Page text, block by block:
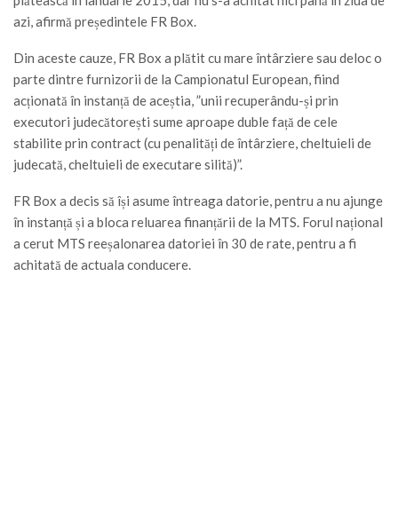
azi, afirmă președintele FR Box.
Din aceste cauze, FR Box a plătit cu mare întârziere sau deloc o
parte dintre furnizorii de la Campionatul European, fiind
acționată în instanță de aceștia, ”unii recuperându-și prin
executori judecătorești sume aproape duble față de cele
stabilite prin contract (cu penalități de întârziere, cheltuieli de
judecată, cheltuieli de executare silită)”.
FR Box a decis să își asume întreaga datorie, pentru a nu ajunge
în instanță și a bloca reluarea finanțării de la MTS. Forul național
a cerut MTS reeșalonarea datoriei în 30 de rate, pentru a fi
achitată de actuala conducere.